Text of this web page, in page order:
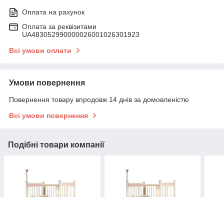
Оплата на рахунок
Оплата за реквізитами
UA483052990000026001026301923
Всі умови оплати
Умови повернення
Повернення товару впродовж 14 днів за домовленістю
Всі умови повернення
Подібні товари компанії